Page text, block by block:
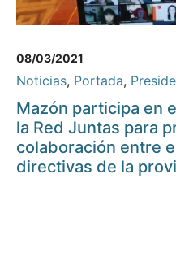
08/03/2021
Noticias, Portada,
Mazón participa en
la Red Juntas para
colaboración entre
directivas de la